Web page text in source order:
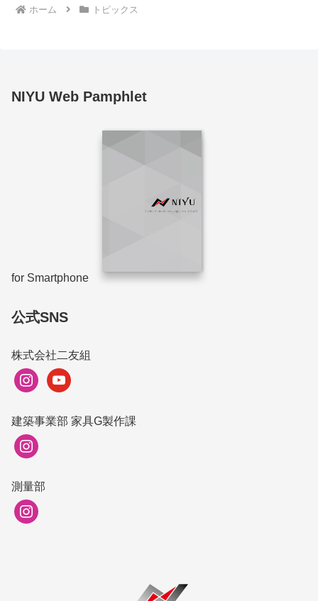
ホーム トピックス
NIYU Web Pamphlet
for Smartphone
公式SNS
株式会社二友組
instagramyoutube
建築事業部 家具G製作課
instagram
測量部
instagram